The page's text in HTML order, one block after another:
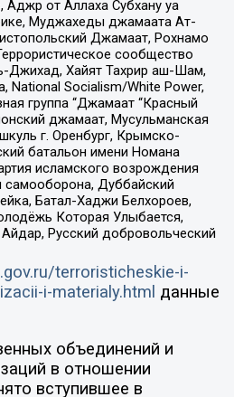
от Аллаха Субхану уа
Муджахеды джамаата Ат-
Джамаат, Рохнамо
сообщество
Джихад, Хайят Тахрир аш-Шам,
National Socialism/White Power,
группа “Джамаат “Красный
джамаат, Мусульманская
г. Оренбург, Крымско-
батальон имени Номана
исламского возрождения
самооборона, Дуббайский
Батал-Хаджи Белхороев,
Которая Улыбается,
Русский добровольческий
terroristicheskie-i-
i-materialy.html данные
объединений и
в отношении
вступившее в